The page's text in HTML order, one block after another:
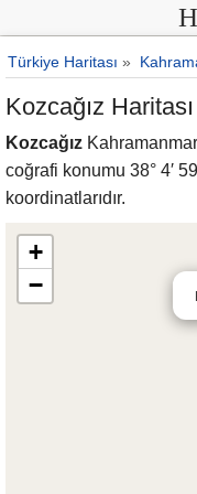
Türkiye Haritası »
Kozcağız
Kozcağız
coğrafi konumu 38° 4′
koordinatlarıdır.
+
−